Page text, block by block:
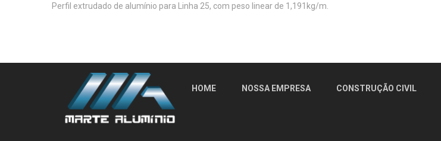
Perfil extrudado de alumínio para Linha 25, com peso linear de 1,191kg/m.
HOME NOSSA EMPRESA CONSTRUÇÃO CIVIL